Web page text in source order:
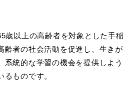
歳以上の高齢者を対象とした手稲
齢者の社会活動を促進し、生きが
系統的な学習の機会を提供しよう
ものです。